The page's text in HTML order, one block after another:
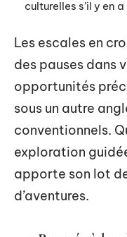
culturelles s’il y en
Les escales en
des pauses dans
opportunités
sous un autre
conventionnels.
exploration
apporte son lot
d’aventures.